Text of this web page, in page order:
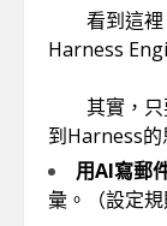
看到這
Harness
其實，
到Harness的
用AI寫郵
彙。（設定規